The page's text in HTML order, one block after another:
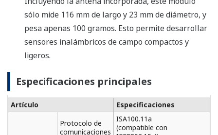
sólo mide 116 mm de largo y 23 mm de diámetro, y
pesa apenas 100 gramos. Esto permite desarrollar
sensores inalámbricos de campo compactos y
ligeros.
Especificaciones principales
Artículo
Especificaciones
Protocolo de
comunicaciones
ISA100.11a
(compatible con